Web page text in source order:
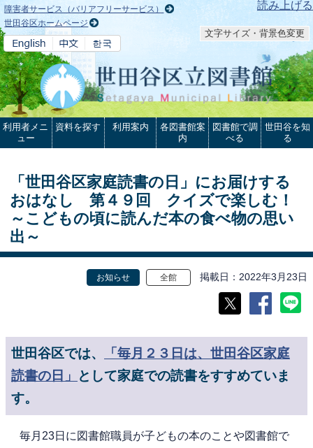
本文へ 読み上げる
障害者サービス（バリアフリーサービス）
世田谷区ホームページ
文字サイズ・背景色変更
利用者メニ
ュー
資料を探す 利用案内
各図書館案
内
図書館で調
べる
世田谷を知
る
「世田谷区家庭読書の日」にお届けする
おはなし 第４９回 クイズで楽しむ！
～こどもの頃に読んだ本の食べ物の思い
出～
お知らせ 全館 掲載日 2022年3月23日
世田谷区では、
「毎月２３日は、世田谷区家庭
読書の日」
として家庭での読書をすすめていま
す。
毎月23日に図書館職員が子どもの本のことや図書館で